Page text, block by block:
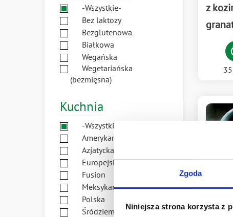
Zgoda
Niniejsza strona korzysta z
-Wszystkie-
Bez laktozy
Bezglutenowa
Białkowa
Wegańska
Wegetariańska
(bezmięsna)
Kuchnia
-Wszystkie-
Amerykańska
Azjatycka
Europejska
Fusion
Meksykańska
Polska
Śródziemnomorska
z